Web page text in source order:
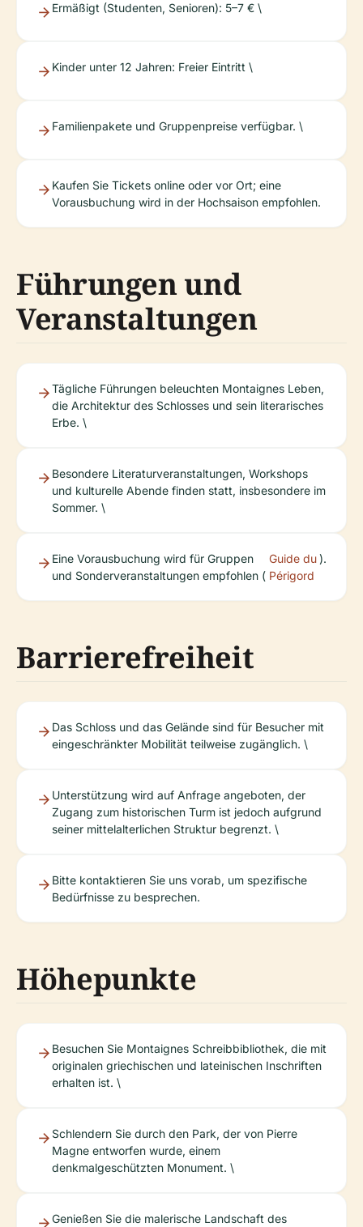
Ermäßigt (Studenten, Senioren): 5–7 € \
Kinder unter 12 Jahren: Freier Eintritt \
Familienpakete und Gruppenpreise verfügbar. \
Kaufen Sie Tickets online oder vor Ort; eine
Vorausbuchung wird in der Hochsaison empfohlen.
Führungen und
Veranstaltungen
Tägliche Führungen beleuchten Montaignes Leben,
die Architektur des Schlosses und sein literarisches
Erbe. \
Besondere Literaturveranstaltungen, Workshops
und kulturelle Abende finden statt, insbesondere im
Sommer. \
Eine Vorausbuchung wird für Gruppen
und Sonderveranstaltungen empfohlen (
Guide du
Périgord
).
Barrierefreiheit
Das Schloss und das Gelände sind für Besucher mit
eingeschränkter Mobilität teilweise zugänglich. \
Unterstützung wird auf Anfrage angeboten, der
Zugang zum historischen Turm ist jedoch aufgrund
seiner mittelalterlichen Struktur begrenzt. \
Bitte kontaktieren Sie uns vorab, um spezifische
Bedürfnisse zu besprechen.
Höhepunkte
Besuchen Sie Montaignes Schreibbibliothek, die mit
originalen griechischen und lateinischen Inschriften
erhalten ist. \
Schlendern Sie durch den Park, der von Pierre
Magne entworfen wurde, einem
denkmalgeschützten Monument. \
Genießen Sie die malerische Landschaft des